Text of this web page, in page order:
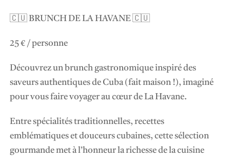
🇨🇺 BRUNCH DE LA HAVANE 🇨🇺
25 € / personne
Découvrez un brunch gastronomique inspiré des
saveurs authentiques de Cuba (fait maison !), imaginé
pour vous faire voyager au cœur de La Havane.
Entre spécialités traditionnelles, recettes
emblématiques et douceurs cubaines, cette sélection
gourmande met à l’honneur la richesse de la cuisine